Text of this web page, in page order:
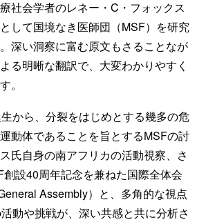
社会学者のレネー・C・フォックス
して国境なき医師団（MSF）を研究
深い洞察に富む原文もさることなが
る明晰な翻訳で、大変わかりやすく
。
から、分裂をはじめとする幾多の危
動体であることを旨とするMSFの討
氏自身の南アフリカの活動視察、さ
設40周年記念を兼ねた国際全体会
Assembly）と、多角的な視点
動や挑戦が、深い共感と共に分析さ